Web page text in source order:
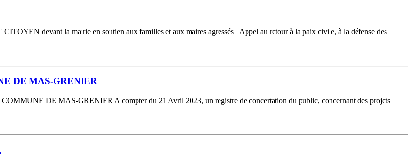
devant la mairie en soutien aux familles et aux maires agressés Appel au retour à la paix civile, à la défense des
DE MAS-GRENIER
DE MAS-GRENIER A compter du 21 Avril 2023, un registre de concertation du public, concernant des projets